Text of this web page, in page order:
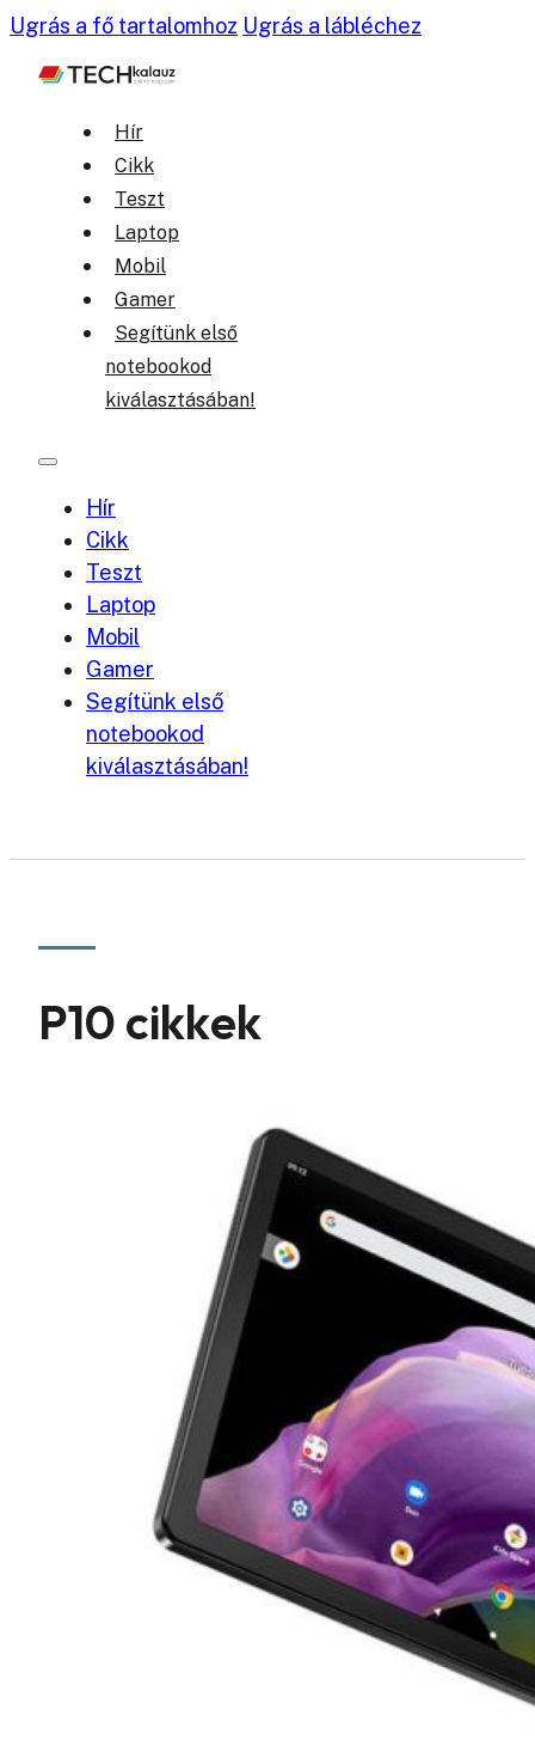
Ugrás a fő tartalomhoz Ugrás a lábléchez
Hír
Cikk
Teszt
Laptop
Mobil
Gamer
Segítünk első
notebookod
kiválasztásában!
Hír
Cikk
Teszt
Laptop
Mobil
Gamer
Segítünk első
notebookod
kiválasztásában!
P10 cikkek